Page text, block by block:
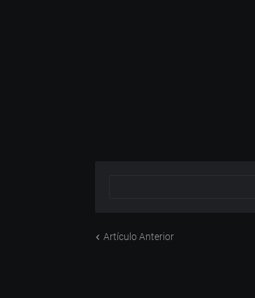
Artículo Anterior